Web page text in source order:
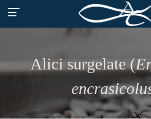
Alici surgelate (